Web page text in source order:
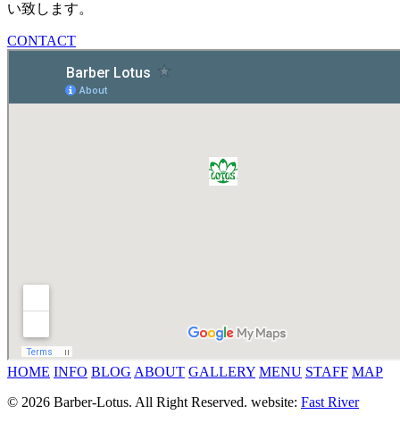
い致します。
CONTACT
HOME INFO BLOG ABOUT GALLERY MENU STAFF MAP
© 2026 Barber-Lotus. All Right Reserved. website: Fast River